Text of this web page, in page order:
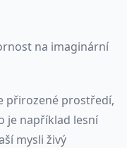
na imaginární
přirozené prostředí,
je například lesní
mysli živý